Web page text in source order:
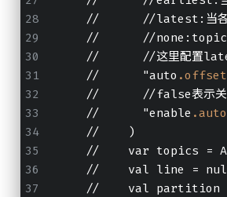
//      //latest:当各
//      //none:topic
//      //这里配置
    //      "auto
.offset
//      //false表示关
    //      "enable
.auto
    //    )
//    var topics =
//    val line =
//    val partition